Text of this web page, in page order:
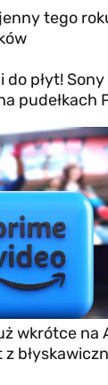
tego
płyt! Sony
pudełkach
wkrótce na